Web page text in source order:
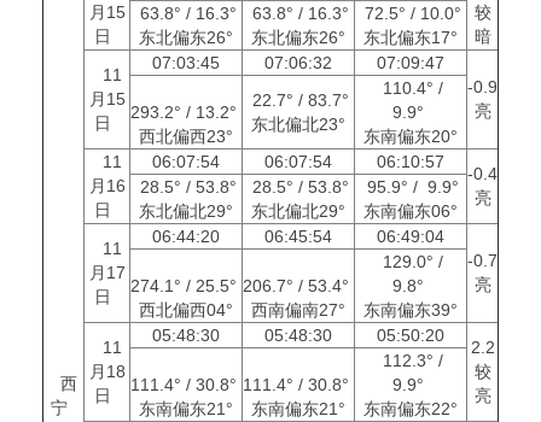
西
宁
月15
日
较
暗
63.8° / 16.3°
东北偏东26°
63.8° / 16.3°
东北偏东26°
72.5° / 10.0°
东北偏东17°
11
月15
日
07:03:45 07:06:32
07:09:47
-0.9
亮
293.2° / 13.2°
西北偏西23°
22.7° / 83.7°
东北偏北23°
110.4° /
9.9°
东南偏东20°
11
月16
日
06:07:54 06:07:54 06:10:57
-0.4
亮
28.5° / 53.8°
东北偏北29°
28.5° / 53.8°
东北偏北29°
95.9° / 9.9°
东南偏东06°
11
月17
日
06:44:20 06:45:54
06:49:04
-0.7
亮
274.1° / 25.5°
西北偏西04°
206.7° / 53.4°
西南偏南27°
129.0° /
9.8°
东南偏东39°
11
月18
日
05:48:30 05:48:30 05:50:20
2.2
较
亮
111.4° / 30.8°
东南偏东21°
111.4° / 30.8°
东南偏东21°
112.3° /
9.9°
东南偏东22°